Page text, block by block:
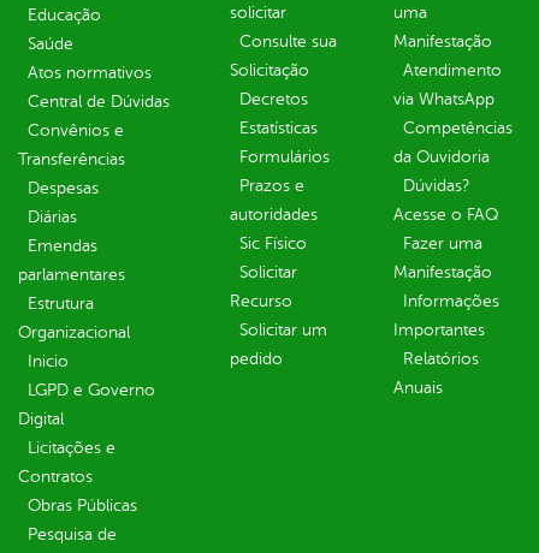
Educação
Saúde
Atos normativos
Central de Dúvidas
Convênios e
Transferências
Despesas
Diárias
Emendas
parlamentares
Estrutura
Organizacional
Inicio
LGPD e Governo
Digital
Licitações e
Contratos
Obras Públicas
Pesquisa de
solicitar
Consulte sua
Solicitação
Decretos
Estatísticas
Formulários
Prazos e
autoridades
Sic Físico
Solicitar
Recurso
Solicitar um
pedido
uma
Manifestação
Atendimento
via WhatsApp
Competências
da Ouvidoria
Dúvidas?
Acesse o FAQ
Fazer uma
Manifestação
Informações
Importantes
Relatórios
Anuais